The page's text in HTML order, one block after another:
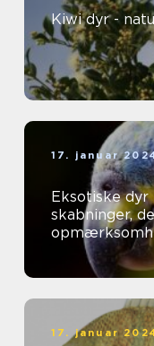
Kiwi dyr -
17. januar
Eksotiske dyr
skabninger,
dyreelskere
17. januar